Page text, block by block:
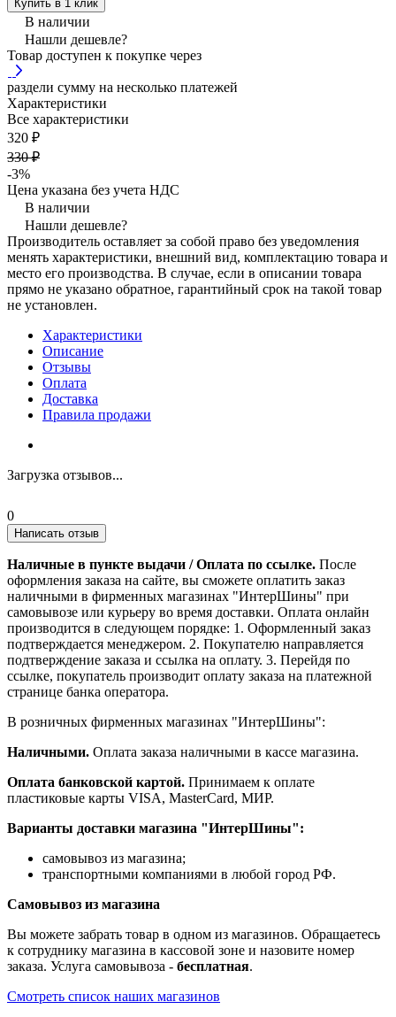
Купить в 1 клик
В наличии
Нашли дешевле?
Товар доступен к покупке через
раздели сумму на несколько платежей
Характеристики
Все характеристики
320 ₽
330 ₽
-3%
Цена указана без учета НДС
В наличии
Нашли дешевле?
Производитель оставляет за собой право без уведомления
менять характеристики, внешний вид, комплектацию товара и
место его производства. В случае, если в описании товара
прямо не указано обратное, гарантийный срок на такой товар
не установлен.
Характеристики
Описание
Отзывы
Оплата
Доставка
Правила продажи
Загрузка отзывов...
0
Написать отзыв
Наличные в пункте выдачи / Оплата по ссылке. После
оформления заказа на сайте, вы сможете оплатить заказ
наличными в фирменных магазинах "ИнтерШины" при
самовывозе или курьеру во время доставки. Оплата онлайн
производится в следующем порядке: 1. Оформленный заказ
подтверждается менеджером. 2. Покупателю направляется
подтверждение заказа и ссылка на оплату. 3. Перейдя по
ссылке, покупатель производит оплату заказа на платежной
странице банка оператора.
В розничных фирменных магазинах "ИнтерШины":
Наличными. Оплата заказа наличными в кассе магазина.
Оплата банковской картой. Принимаем к оплате
пластиковые карты VISA, MasterCard, МИР.
Варианты доставки магазина "ИнтерШины":
самовывоз из магазина;
транспортными компаниями в любой город РФ.
Самовывоз из магазина
Вы можете забрать товар в одном из магазинов. Обращаетесь
к сотруднику магазина в кассовой зоне и назовите номер
заказа. Услуга самовывоза - бесплатная.
Смотреть список наших магазинов